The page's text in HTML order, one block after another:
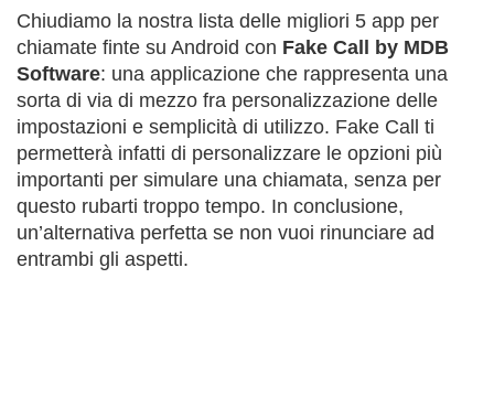
Chiudiamo la nostra lista delle migliori 5 app per
chiamate finte su Android con Fake Call by MDB
Software: una applicazione che rappresenta una
sorta di via di mezzo fra personalizzazione delle
impostazioni e semplicità di utilizzo. Fake Call ti
permetterà infatti di personalizzare le opzioni più
importanti per simulare una chiamata, senza per
questo rubarti troppo tempo. In conclusione,
un’alternativa perfetta se non vuoi rinunciare ad
entrambi gli aspetti.